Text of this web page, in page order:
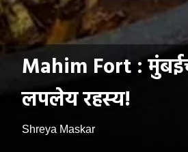
Mahim Fort :
लपलेय रहस्य!
Shreya Maskar